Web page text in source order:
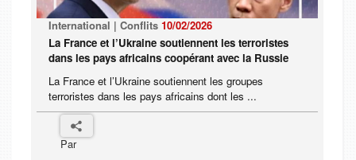
International | Conflits 10/02/2026
La France et l’Ukraine soutiennent les terroristes
dans les pays africains coopérant avec la Russie
La France et l’Ukraine soutiennent les groupes
terroristes dans les pays africains dont les ...
Par